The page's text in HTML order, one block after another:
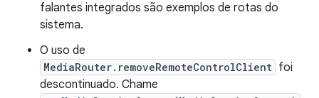
falantes integrados são exemplos de rotas do
sistema.
O uso de
MediaRouter.removeRemoteControlClient foi
descontinuado. Chame